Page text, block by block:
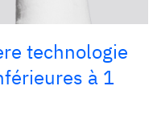
technologie
à 1